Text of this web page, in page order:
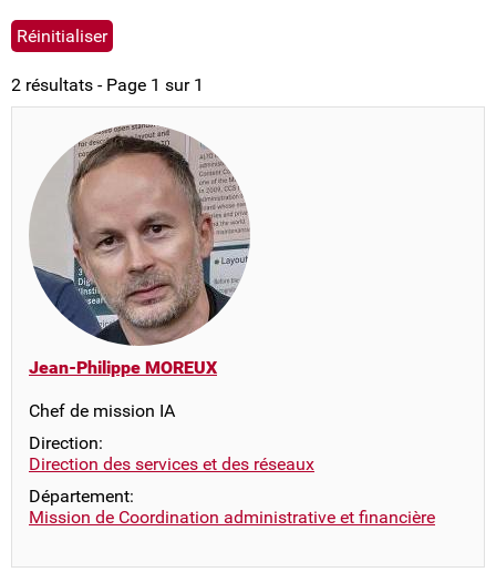
2 résultats - Page 1 sur 1
Jean-Philippe MOREUX
Chef de mission IA
Direction:
Direction des services et des réseaux
Département:
Mission de Coordination administrative et financière